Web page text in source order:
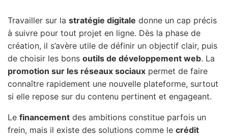
Travailler sur la stratégie digitale donne un cap précis
à suivre pour tout projet en ligne. Dès la phase de
création, il s’avère utile de définir un objectif clair, puis
de choisir les bons outils de développement web. La
promotion sur les réseaux sociaux permet de faire
connaître rapidement une nouvelle plateforme, surtout
si elle repose sur du contenu pertinent et engageant.
Le financement des ambitions constitue parfois un
frein, mais il existe des solutions comme le crédit